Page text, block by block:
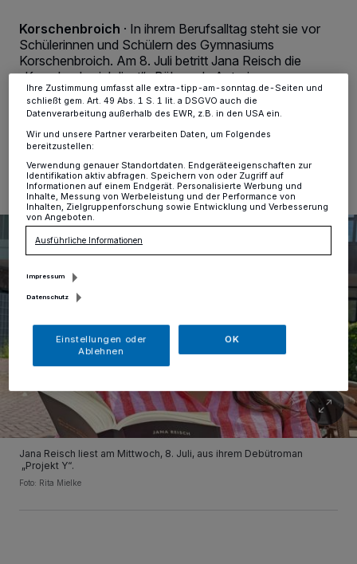
Korschenbroich · In ihrem Berufsalltag steht sie vor
Schülerinnen und Schülern des Gymnasiums
Korschenbroich. Am 8. Juli betritt Jana Reisch die
„Korschenbroich liest“-Bühne als Autorin.
05.07.2026 , 15:00 Uhr Eine Minute Lesezeit
Jana Reisch liest am Mittwoch, 8. Juli, aus ihrem Debütroman
„Projekt Y“.
Foto: Rita Mielke
ändern oder Ihre Einwilligung zu widerrufen, indem Sie auf den Link
Einstellungen oder Ablehnen am unteren Rand der Webseite klicken.
Ihre Einstellungen gelten innerhalb unseres Website. Weitere
Informationen finden Sie in unserer Datenschutzerklärung.
Ihre Zustimmung umfasst alle extra-tipp-am-sonntag.de-Seiten und
schließt gem. Art. 49 Abs. 1 S. 1 lit. a DSGVO auch die
Datenverarbeitung außerhalb des EWR, z.B. in den USA ein.
Wir und unsere Partner verarbeiten Daten, um Folgendes
bereitzustellen:
Verwendung genauer Standortdaten. Endgeräteeigenschaften zur
Identifikation aktiv abfragen. Speichern von oder Zugriff auf
Informationen auf einem Endgerät. Personalisierte Werbung und
Inhalte, Messung von Werbeleistung und der Performance von
Inhalten, Zielgruppenforschung sowie Entwicklung und Verbesserung
von Angeboten.
Ausführliche Informationen
Impressum
Datenschutz
Einstellungen oder
Ablehnen
OK